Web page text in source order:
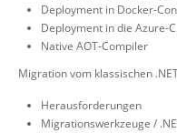
Deployment in Docker-
Deployment in die Azure-
Native AOT-Compiler
Migration vom klassischen
Herausforderungen
Migrationswerkzeuge /